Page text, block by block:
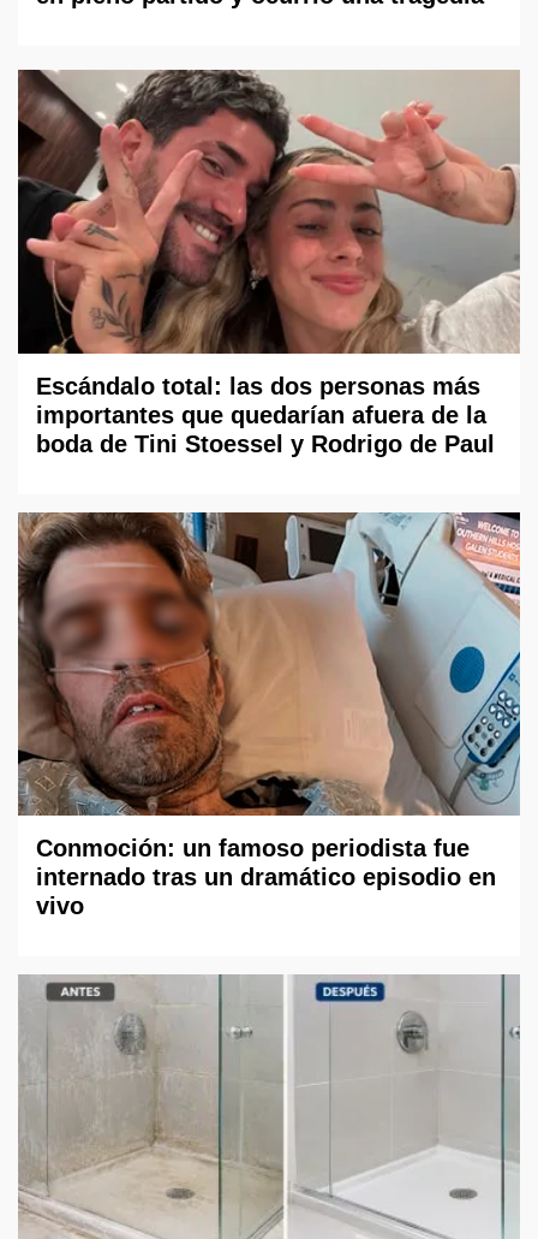
Escándalo total: las dos personas más
importantes que quedarían afuera de la
boda de Tini Stoessel y Rodrigo de Paul
Conmoción: un famoso periodista fue
internado tras un dramático episodio en
vivo